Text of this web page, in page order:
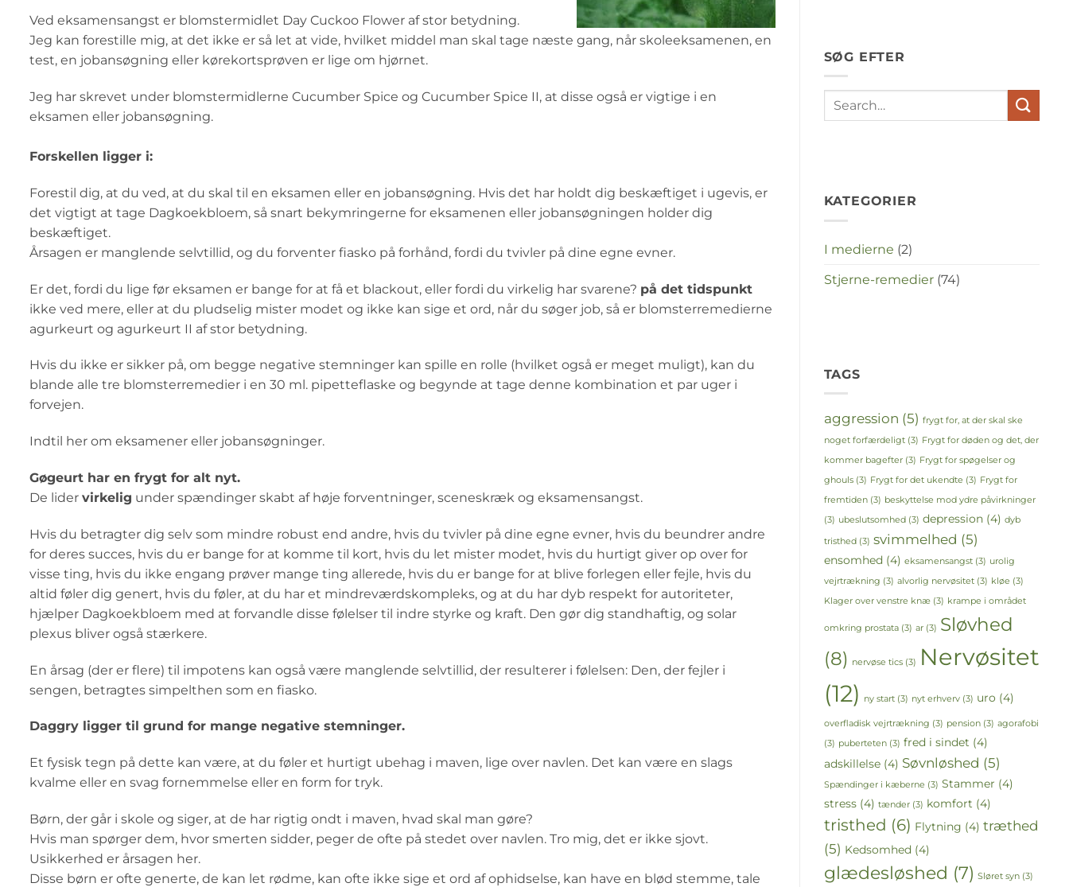
Ved eksamensangst er blomstermidlet Day Cuckoo Flower af stor betydning.
Jeg kan forestille mig, at det ikke er så let at vide, hvilket middel man skal tage næste gang, når skoleeksamenen, en
test, en jobansøgning eller kørekortsprøven er lige om hjørnet.
Jeg har skrevet under blomstermidlerne Cucumber Spice og Cucumber Spice II, at disse også er vigtige i en
eksamen eller jobansøgning.
Forskellen ligger i:
Forestil dig, at du ved, at du skal til en eksamen eller en jobansøgning. Hvis det har holdt dig beskæftiget i ugevis, er
det vigtigt at tage Dagkoekbloem, så snart bekymringerne for eksamenen eller jobansøgningen holder dig
beskæftiget.
Årsagen er manglende selvtillid, og du forventer fiasko på forhånd, fordi du tvivler på dine egne evner.
Er det, fordi du lige før eksamen er bange for at få et blackout, eller fordi du virkelig har svarene? på det tidspunkt
ikke ved mere, eller at du pludselig mister modet og ikke kan sige et ord, når du søger job, så er blomsterremedierne
agurkeurt og agurkeurt II af stor betydning.
Hvis du ikke er sikker på, om begge negative stemninger kan spille en rolle (hvilket også er meget muligt), kan du
blande alle tre blomsterremedier i en 30 ml. pipetteflaske og begynde at tage denne kombination et par uger i
forvejen.
Indtil her om eksamener eller jobansøgninger.
Gøgeurt har en frygt for alt nyt.
De lider virkelig under spændinger skabt af høje forventninger, sceneskræk og eksamensangst.
Hvis du betragter dig selv som mindre robust end andre, hvis du tvivler på dine egne evner, hvis du beundrer andre
for deres succes, hvis du er bange for at komme til kort, hvis du let mister modet, hvis du hurtigt giver op over for
visse ting, hvis du ikke engang prøver mange ting allerede, hvis du er bange for at blive forlegen eller fejle, hvis du
altid føler dig genert, hvis du føler, at du har et mindreværdskompleks, og at du har dyb respekt for autoriteter,
hjælper Dagkoekbloem med at forvandle disse følelser til indre styrke og kraft. Den gør dig standhaftig, og solar
plexus bliver også stærkere.
En årsag (der er flere) til impotens kan også være manglende selvtillid, der resulterer i følelsen: Den, der fejler i
sengen, betragtes simpelthen som en fiasko.
Daggry ligger til grund for mange negative stemninger.
Et fysisk tegn på dette kan være, at du føler et hurtigt ubehag i maven, lige over navlen. Det kan være en slags
kvalme eller en svag fornemmelse eller en form for tryk.
Børn, der går i skole og siger, at de har rigtig ondt i maven, hvad skal man gøre?
Hvis man spørger dem, hvor smerten sidder, peger de ofte på stedet over navlen. Tro mig, det er ikke sjovt.
Usikkerhed er årsagen her.
Disse børn er ofte generte, de kan let rødme, kan ofte ikke sige et ord af ophidselse, kan have en blød stemme, tale
in
SØG EFTER
KATEGORIER
I medierne (2)
Stjerne-remedier(74)
TAGS
aggression (5) frygt for, at der skal ske
noget forfærdeligt(3) Frygt for døden og det, der
kommer bagefter(3) Frygt for spøgelser og
ghouls(3) Frygt for det ukendte (3) Frygt for
fremtiden(3) beskyttelse mod ydre påvirkninger
(3) ubeslutsomhed (3) depression(4) dyb
tristhed (3) svimmelhed (5)
ensomhed (4) eksamensangst(3) urolig
vejrtrækning (3) alvorlig nervøsitet(3) kløe (3)
Klager over venstre knæ(3) krampe i området
omkring prostata(3) ar(3) Sløvhed
(8) nervøse tics(3)
Nervøsitet
(12)
ny start(3) nyt erhverv(3) uro (4)
overfladisk vejrtrækning (3) pension(3) agorafobi
(3) puberteten(3) fred i sindet (4)
adskillelse(4) Søvnløshed (5)
Spændinger i kæberne (3) Stammer (4)
stress(4) tænder(3) komfort (4)
tristhed (6) Flytning (4) træthed
(5) Kedsomhed (4)
glædesløshed (7) Sløret syn(3)